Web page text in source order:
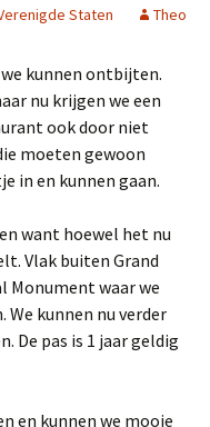
Staten Theo
kunnen ontbijten.
nu krijgen we een
ook door niet
moeten gewoon
in en kunnen gaan.
want hoewel het nu
Vlak buiten Grand
waar we
We kunnen nu verder
De pas is 1 jaar geldig
en kunnen we mooie